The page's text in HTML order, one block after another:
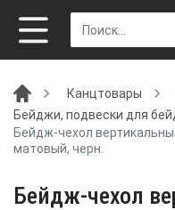
Канцтовары
Бейджи, подвески для
Бейдж-чехол
матовый, черн.
Бейдж-чехол